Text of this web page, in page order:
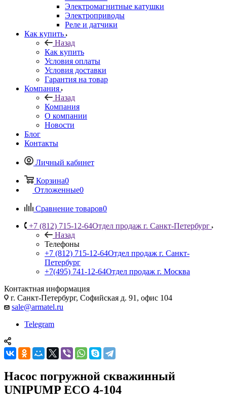
Электромагнитные катушки
Электроприводы
Реле и датчики
Как купить
Назад
Как купить
Условия оплаты
Условия доставки
Гарантия на товар
Компания
Назад
Компания
О компании
Новости
Блог
Контакты
Личный кабинет
Корзина0
Отложенные0
Сравнение товаров0
+7 (812) 715-12-64Отдел продаж г. Санкт-Петербург
Назад
Телефоны
+7 (812) 715-12-64Отдел продаж г. Санкт-
Петербург
+7(495) 741-12-64Отдел продаж г. Москва
Контактная информация
г. Санкт-Петербург, Софийская д. 91, офис 104
sale@armatel.ru
Telegram
Насос погружной скважинный
UNIPUMP ECO 4-104